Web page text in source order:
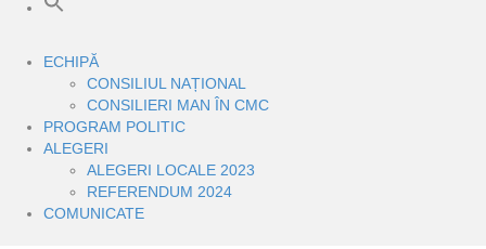
ECHIPĂ
CONSILIUL NAȚIONAL
CONSILIERI MAN ÎN CMC
PROGRAM POLITIC
ALEGERI
ALEGERI LOCALE 2023
REFERENDUM 2024
COMUNICATE